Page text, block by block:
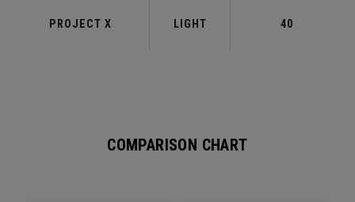
PROJECT X LIGHT 40
COMPARISON CHART